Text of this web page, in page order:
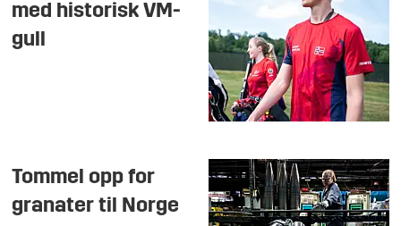
med historisk VM-
gull
Tommel opp for
granater til Norge